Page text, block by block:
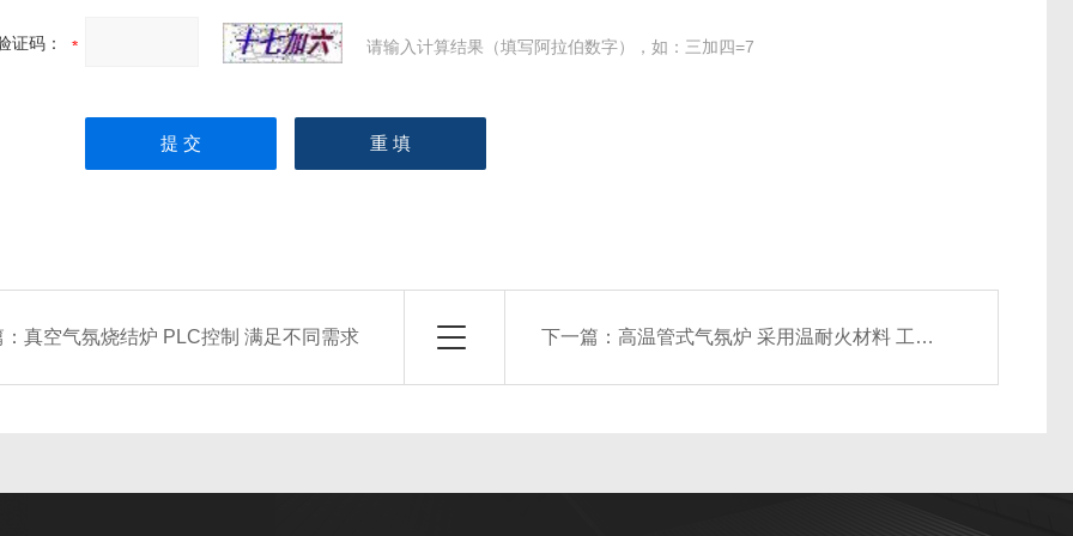
证码： 请输入计算结果（填写阿拉伯数字），如：三加四=7
：真空气氛烧结炉 PLC控制 满足不同需求 下一篇： 高温管式气氛炉 采用温耐火材料 工艺好